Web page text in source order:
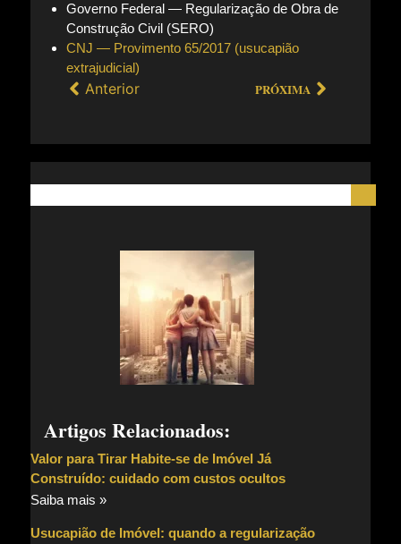
Governo Federal — Regularização de Obra de
Construção Civil (SERO)
CNJ — Provimento 65/2017 (usucapião
extrajudicial)
Anterior PRÓXIMA
Artigos Relacionados:
Valor para Tirar Habite-se de Imóvel Já
Construído: cuidado com custos ocultos
Saiba mais »
Usucapião de Imóvel: quando a regularização